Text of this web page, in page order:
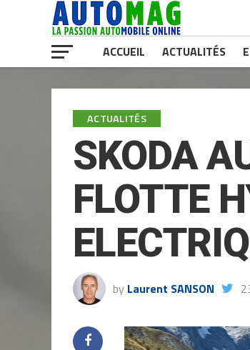
ACCUEIL ACTUALITÉS
ACTUALITÉS
SKODA
FLOTTE
by Laurent SANSON